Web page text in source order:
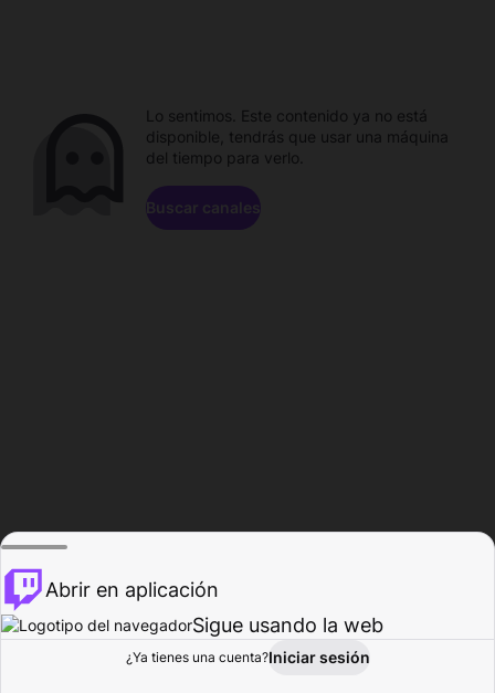
Explorar Actividad
Lo sentimos. Este contenido ya no está
disponible, tendrás que usar una máquina
del tiempo para verlo.
Buscar canales
Abrir en aplicación
Sigue usando la web
¿Ya tienes una cuenta?Iniciar sesión